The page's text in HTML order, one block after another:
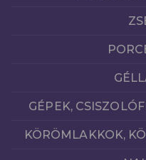
GÉPEK,
KÖRÖMLAKKOK,